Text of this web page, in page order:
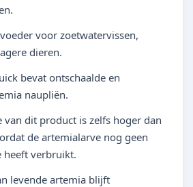
voor zoetwatervissen,
dieren.
bevat ontschaalde en
naupliën.
van dit product is zelfs hoger dan
de artemialarve nog geen
heeft verbruikt.
levende artemia blijft